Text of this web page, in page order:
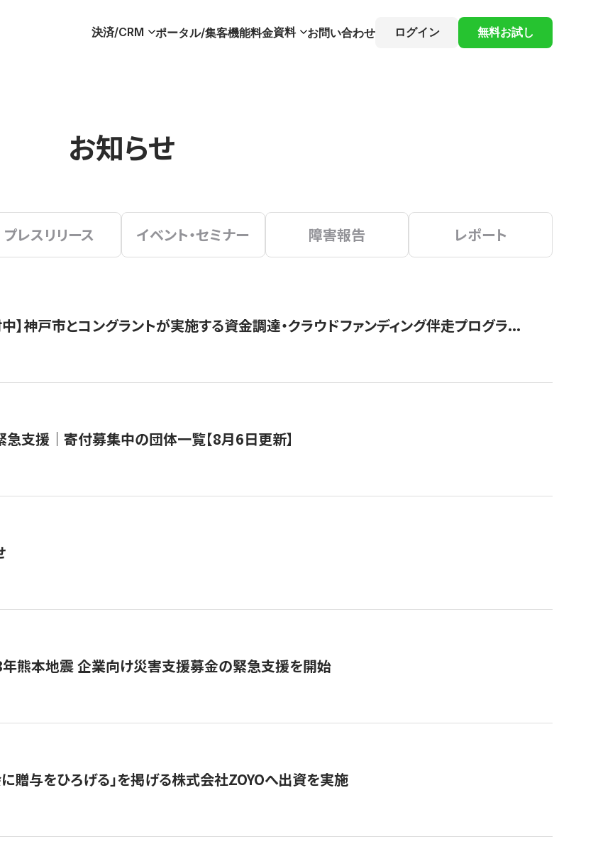
決済/CRM ポータル/集客機能料金資料 お問い合わせ ログイン 無料お試し
お知らせ
プレスリリース イベント・セミナー 障害報告 レポート
】神戸市とコングラントが実施する資金調達・クラウドファンディング伴走プログラ...
支援｜寄付募集中の団体一覧【8月6日更新】
年熊本地震 企業向け災害支援募金の緊急支援を開始
に贈与をひろげる」を掲げる株式会社ZOYOへ出資を実施